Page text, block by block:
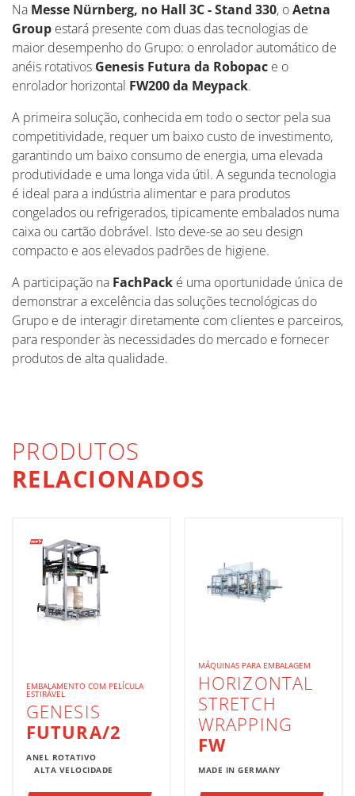
Na Messe Nürnberg, no Hall 3C - Stand 330, oAetna
Group estará presente com duas das tecnologias de
maior desempenho do Grupo: o enrolador automático de
anéis rotativos Genesis Futura da Robopac e o
enrolador horizontal FW200 da Meypack.
A primeira solução, conhecida em todo o sector pela sua
competitividade, requer um baixo custo de investimento,
garantindo um baixo consumo de energia, uma elevada
produtividade e uma longa vida útil. A segunda tecnologia
é ideal para a indústria alimentar e para produtos
congelados ou refrigerados, tipicamente embalados numa
caixa ou cartão dobrável. Isto deve-se ao seu design
compacto e aos elevados padrões de higiene.
A participação na FachPack é uma oportunidade única de
demonstrar a excelência das soluções tecnológicas do
Grupo e de interagir diretamente com clientes e parceiros,
para responder às necessidades do mercado e fornecer
produtos de alta qualidade.
PRODUTOS
RELACIONADOS
EMBALAMENTO COM PELÍCULA
ESTIRÁVEL
GENESIS
FUTURA/2
ANEL ROTATIVO
ALTA VELOCIDADE
MÁQUINAS PARA EMBALAGEM
HORIZONTAL
STRETCH
WRAPPING
FW
MADE IN GERMANY